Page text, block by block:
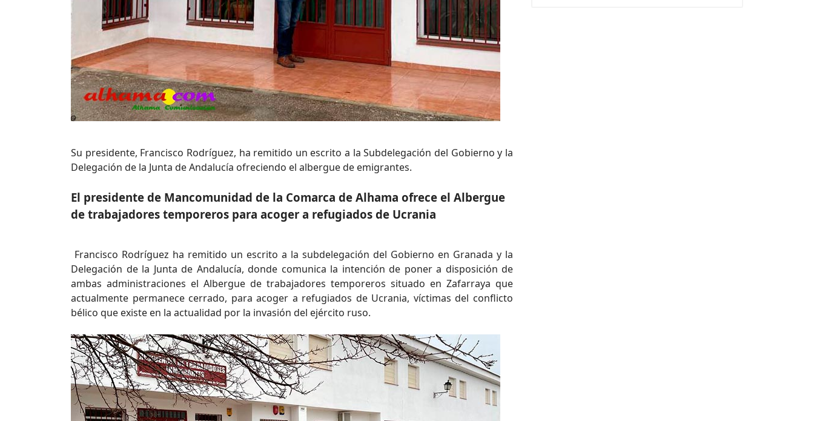
Su presidente, Francisco Rodríguez, ha remitido un escrito a la Subdelegación del Gobierno y la
Delegación de la Junta de Andalucía ofreciendo el albergue de emigrantes.
El presidente de Mancomunidad de la Comarca de Alhama ofrece el Albergue
de trabajadores temporeros para acoger a refugiados de Ucrania
Francisco Rodríguez ha remitido un escrito a la subdelegación del Gobierno en Granada y la
Delegación de la Junta de Andalucía, donde comunica la intención de poner a disposición de
ambas administraciones el Albergue de trabajadores temporeros situado en Zafarraya que
actualmente permanece cerrado, para acoger a refugiados de Ucrania, víctimas del conflicto
bélico que existe en la actualidad por la invasión del ejército ruso.